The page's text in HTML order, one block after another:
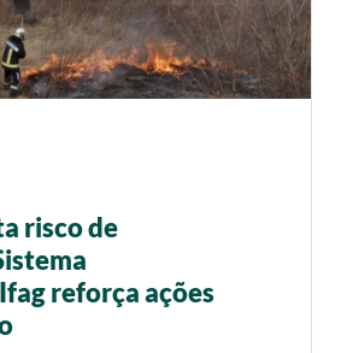
risco de
reforça ações